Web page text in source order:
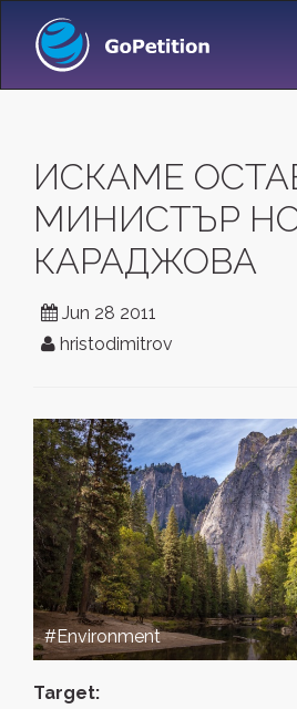
ИСКАМЕ
МИНИСТЪР
КАРАДЖОВА
Jun 28 2011
hristodimitrov
#Environment
Target: